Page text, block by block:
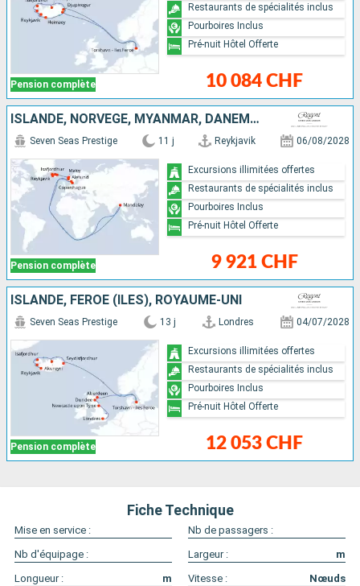
Pension complète 10 084 CHF
Restaurants de spécialités inclus
Pourboires Inclus
Pré-nuit Hôtel Offerte
ISLANDE, NORVÈGE, MYANMAR, DANEMARK
Pension complète
Seven Seas Prestige 11 j Reykjavik 06/08/2028
9 921 CHF
Excursions illimitées offertes
Restaurants de spécialités inclus
Pourboires Inclus
Pré-nuit Hôtel Offerte
ISLANDE, FÉROÉ (ÎLES), ROYAUME-UNI
Pension complète
Seven Seas Prestige 13 j Londres 04/07/2028
12 053 CHF
Excursions illimitées offertes
Restaurants de spécialités inclus
Pourboires Inclus
Pré-nuit Hôtel Offerte
Fiche Technique
Mise en service :
Nb de passagers :
Nb d'équipage :
Largeur :
m
Longueur :
m Vitesse : Nœuds